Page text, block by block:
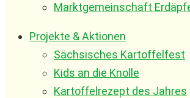
Marktgemeinschaft
Projekte & Aktionen
Sächsisches Kartoffelfest
Kids an die Knolle
Kartoffelrezept des Jahres